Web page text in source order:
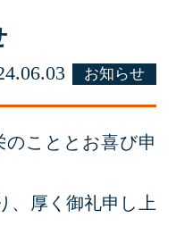
お知らせ
こととお喜び申
、厚く御礼申し上